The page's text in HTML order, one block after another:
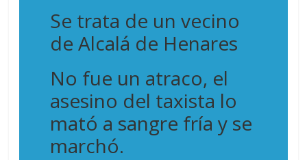
Se trata de un vecino
de Alcalá de Henares
No fue un atraco, el
asesino del taxista lo
mató a sangre fría y se
marchó.